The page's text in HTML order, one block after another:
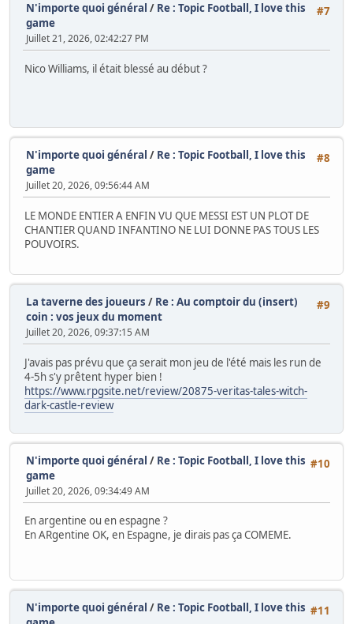
#7
N'importe quoi général / Re : Topic Football, I love this
game
Juillet 21, 2026, 02:42:27 PM
Nico Williams, il était blessé au début ?
#8
N'importe quoi général / Re : Topic Football, I love this
game
Juillet 20, 2026, 09:56:44 AM
LE MONDE ENTIER A ENFIN VU QUE MESSI EST UN PLOT DE
CHANTIER QUAND INFANTINO NE LUI DONNE PAS TOUS LES
POUVOIRS.
#9
La taverne des joueurs / Re : Au comptoir du (insert)
coin : vos jeux du moment
Juillet 20, 2026, 09:37:15 AM
J'avais pas prévu que ça serait mon jeu de l'été mais les run de
4-5h s'y prêtent hyper bien !
https://www.rpgsite.net/review/20875-veritas-tales-witch-
dark-castle-review
#10
N'importe quoi général / Re : Topic Football, I love this
game
Juillet 20, 2026, 09:34:49 AM
En argentine ou en espagne ?
En ARgentine OK, en Espagne, je dirais pas ça COMEME.
#11
N'importe quoi général / Re : Topic Football, I love this